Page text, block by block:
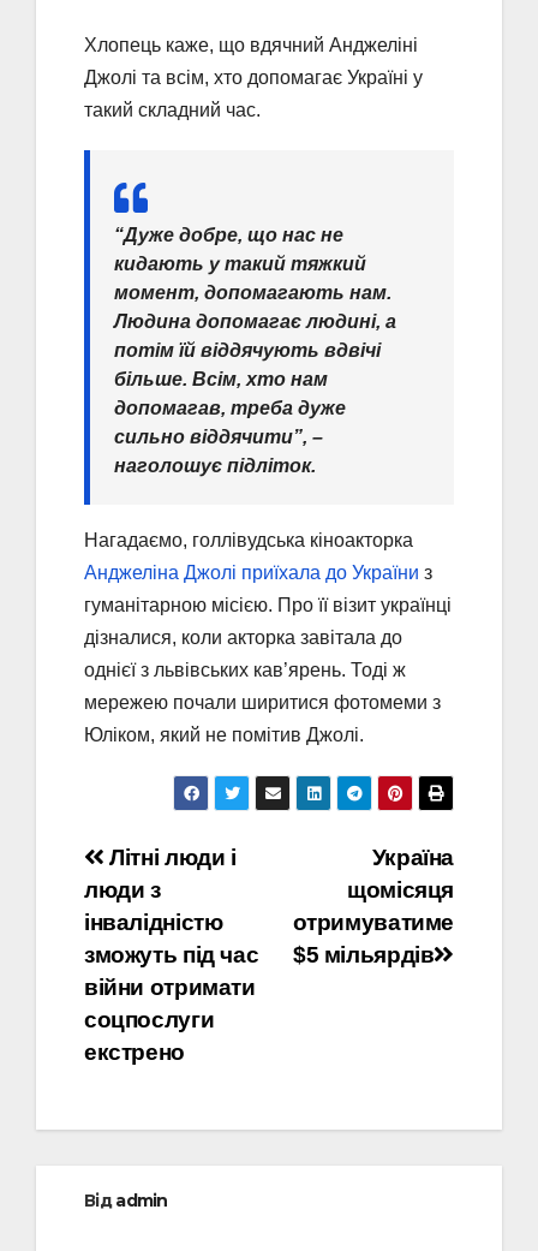
Хлопець каже, що вдячний Анджеліні
Джолі та всім, хто допомагає Україні у
такий складний час.
“Дуже добре, що нас не
кидають у такий тяжкий
момент, допомагають нам.
Людина допомагає людині, а
потім їй віддячують вдвічі
більше. Всім, хто нам
допомагав, треба дуже
сильно віддячити”, –
наголошує підліток.
Нагадаємо, голлівудська кіноакторка
Анджеліна Джолі приїхала до України з
гуманітарною місією. Про її візит українці
дізналися, коли акторка завітала до
однієї з львівських кав’ярень. Тоді ж
мережею почали ширитися фотомеми з
Юліком, який не помітив Джолі.
Навігація
записів
Україна
щомісяця
отримуватиме
$5 мільярдів
Літні люди і
люди з
інвалідністю
зможуть під час
війни отримати
соцпослуги
екстрено
Відadmin